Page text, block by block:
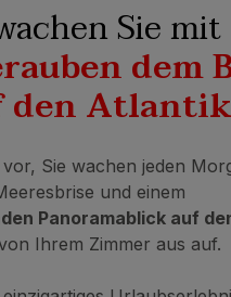
Sie mit
dem
den Atlantik
Sie wachen jeden
und einem
Panoramablick auf
Ihrem Zimmer aus auf.